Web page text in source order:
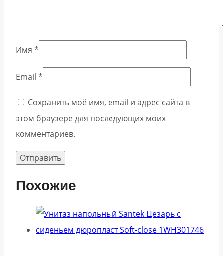
Имя *
Email *
Сохранить моё имя, email и адрес сайта в
этом браузере для последующих моих
комментариев.
Похожие